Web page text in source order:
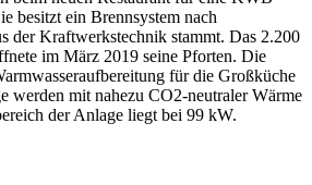
besitzt ein Brennsystem nach
der Kraftwerkstechnik stammt. Das 2.200
im März 2019 seine Pforten. Die
für die Großküche
werden mit nahezu CO2-neutraler Wärme
der Anlage liegt bei 99 kW.